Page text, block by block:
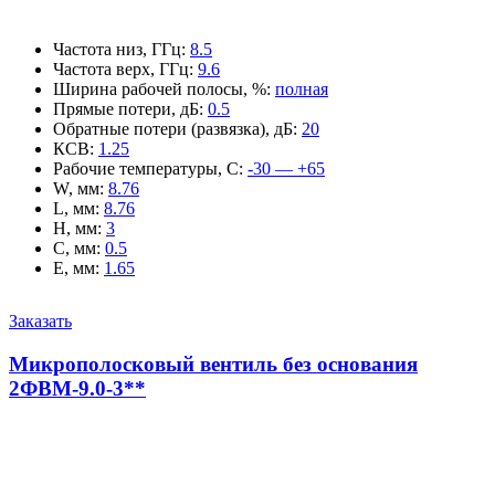
Частота низ, ГГц: 8.5
Частота верх, ГГц: 9.6
Ширина рабочей полосы, %: полная
Прямые потери, дБ: 0.5
Обратные потери (развязка), дБ: 20
КСВ: 1.25
Рабочие температуры, С: -30 — +65
W, мм: 8.76
L, мм: 8.76
H, мм: 3
C, мм: 0.5
E, мм: 1.65
Заказать
Микрополосковый вентиль без основания
2ФВМ-9.0-3**